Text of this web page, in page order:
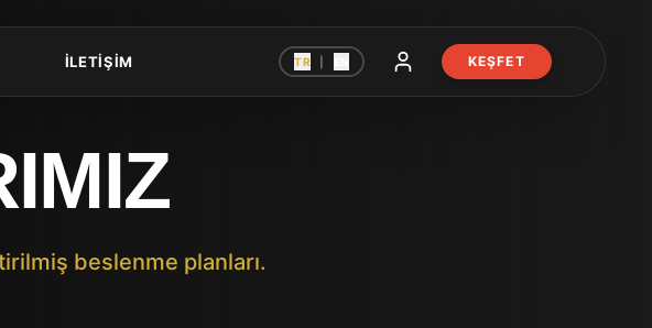
İLETİŞİM TR KEŞFET
beslenme planları.